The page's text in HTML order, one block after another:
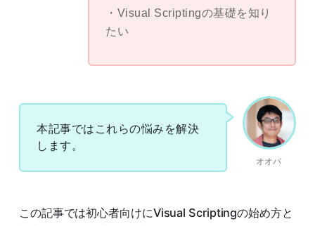
Visual Scriptingの基礎を知り
たい
オオバ
本記事ではこれらの悩みを解決
します。
この記事では初心者向けにVisual Scriptingの始め方と